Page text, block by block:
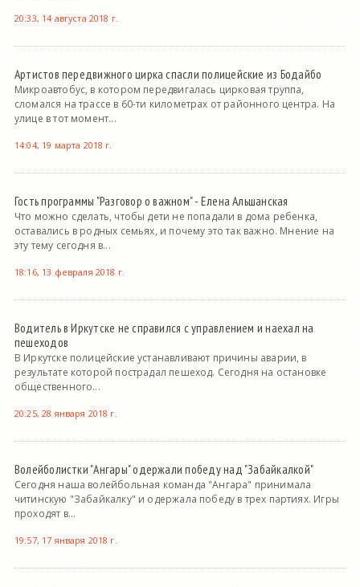
20:33, 14 августа 2018 г.
Артистов передвижного цирка спасли полицейские из Бодайбо
Микроавтобус, в котором передвигалась цирковая труппа,
сломался на трассе в 60-ти километрах от районного центра. На
улице в тот момент...
14:04, 19 марта 2018 г.
Гость программы "Разговор о важном" - Елена Альшанская
Что можно сделать, чтобы дети не попадали в дома ребенка,
оставались в родных семьях, и почему это так важно. Мнение на
эту тему сегодня в...
18:16, 13 февраля 2018 г.
Водитель в Иркутске не справился с управлением и наехал на
пешеходов
В Иркутске полицейские устанавливают причины аварии, в
результате которой пострадал пешеход. Сегодня на остановке
общественного...
20:25, 28 января 2018 г.
Волейболистки "Ангары" одержали победу над "Забайкалкой"
Сегодня наша волейбольная команда "Ангара" принимала
читинскую "Забайкалку" и одержала победу в трех партиях. Игры
проходят в...
19:57, 17 января 2018 г.